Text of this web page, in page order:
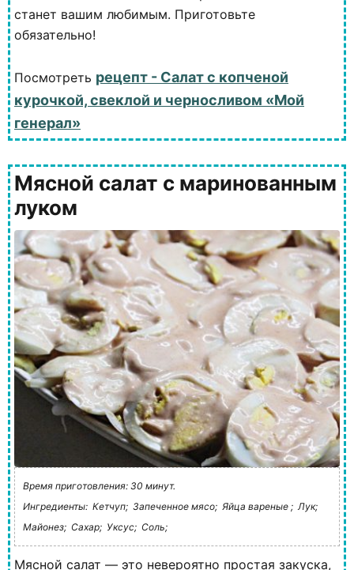
станет вашим любимым. Приготовьте
обязательно!
Посмотреть рецепт - Салат с копченой
курочкой, свеклой и черносливом «Мой
генерал»
Мясной салат с маринованным
луком
Время приготовления: 30 минут.
Ингредиенты: Кетчуп; Запеченное мясо; Яйца вареные ; Лук;
Майонез; Сахар; Уксус; Соль;
Мясной салат — это невероятно простая закуска,